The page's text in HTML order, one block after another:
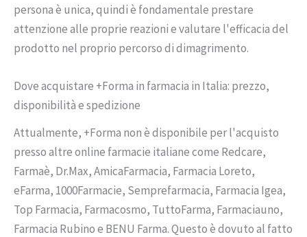
persona è unica, quindi è fondamentale prestare
attenzione alle proprie reazioni e valutare l'efficacia del
prodotto nel proprio percorso di dimagrimento.
Dove acquistare +Forma in farmacia in Italia: prezzo,
disponibilità e spedizione
Attualmente, +Forma non è disponibile per l'acquisto
presso altre online farmacie italiane come Redcare,
Farmaè, Dr.Max, AmicaFarmacia, Farmacia Loreto,
eFarma, 1000Farmacie, Semprefarmacia, Farmacia Igea,
Top Farmacia, Farmacosmo, TuttoFarma, Farmaciauno,
Farmacia Rubino e BENU Farma. Questo è dovuto al fatto